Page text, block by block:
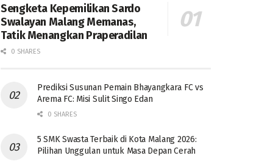
Sengketa Kepemilikan Sardo
Swalayan Malang Memanas,
Tatik Menangkan Praperadilan
0 SHARES
Prediksi Susunan Pemain Bhayangkara FC vs
Arema FC: Misi Sulit Singo Edan
0 SHARES
5 SMK Swasta Terbaik di Kota Malang 2026:
Pilihan Unggulan untuk Masa Depan Cerah